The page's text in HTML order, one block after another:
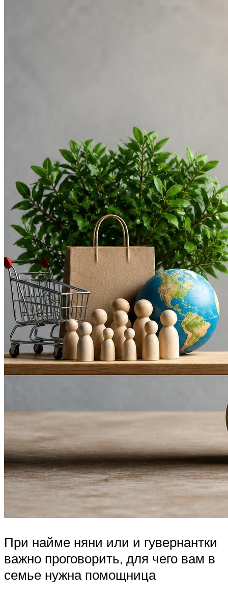
При найме няни или и гувернантки
важно проговорить, для чего вам в
семье нужна помощница